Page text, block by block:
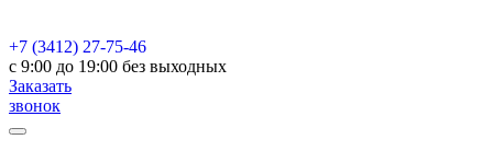
+7 (3412) 27-75-46
c 9:00 до 19:00 без выходных
Заказать
звонок